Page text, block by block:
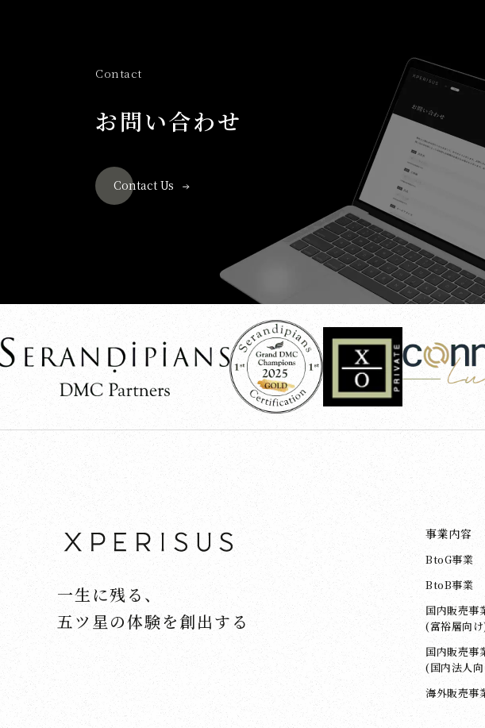
Contact
お問い合わせ
Contact Us
一生に残る、
五ツ星の体験を創出する
事業内容
BtoG事業
BtoB事業
国内販売事
(富裕層向
国内販売事
(国内法人
海外販売事